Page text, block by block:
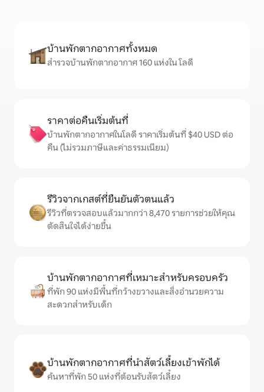
บ้านพักตากอากาศทั้งหมด
สำรวจบ้านพักตากอากาศ 160 แห่งใน โลดี
ราคาต่อคืนเริ่มต้นที่
บ้านพักตากอากาศในโลดี ราคาเริ่มต้นที่ $40 USD ต่อ
คืน (ไม่รวมภาษีและค่าธรรมเนียม)
รีวิวจากเกสต์ที่ยืนยันตัวตนแล้ว
รีวิวที่ตรวจสอบแล้วมากกว่า 8,470 รายการช่วยให้คุณ
ตัดสินใจได้ง่ายขึ้น
บ้านพักตากอากาศที่เหมาะสำหรับครอบครัว
ที่พัก 90 แห่งมีพื้นที่กว้างขวางและสิ่งอำนวยความ
สะดวกสำหรับเด็ก
บ้านพักตากอากาศที่นำสัตว์เลี้ยงเข้าพักได้
ค้นหาที่พัก 50 แห่งที่ต้อนรับสัตว์เลี้ยง